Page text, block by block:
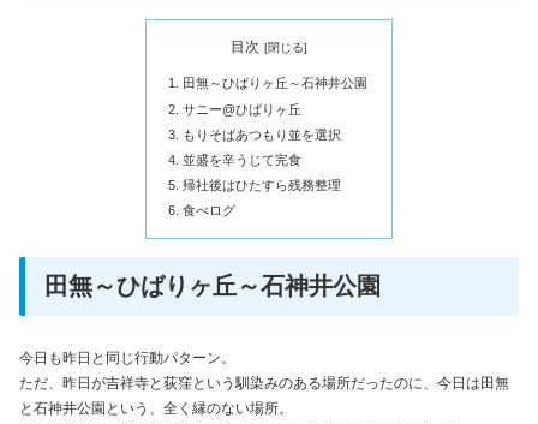
目次
田無～ひばりヶ丘～石神井公園
サニー@ひばりヶ丘
もりそばあつもり並を選択
並盛を辛うじて完食
帰社後はひたすら残務整理
食べログ
田無～ひばりヶ丘～石神井公園
今日も昨日と同じ行動パターン。
ただ、昨日が吉祥寺と荻窪という馴染みのある場所だったのに、今日は田無
と石神井公園という、全く縁のない場所。